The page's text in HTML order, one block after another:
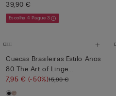
em ...
39,90 €
Escolha 4 Pague 3
Cuecas Brasileiras Estilo Anos
80 The Art of Linge...
7,95 € (-50%)15,90 €